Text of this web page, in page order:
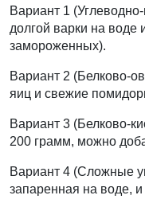
Вариант 1
долгой варки на воде
замороженных).
Вариант 2 (Белково-
яиц и свежие
Вариант 3 (Белково-
200 грамм, можно
Вариант 4 (Сложные
запаренная на воде,